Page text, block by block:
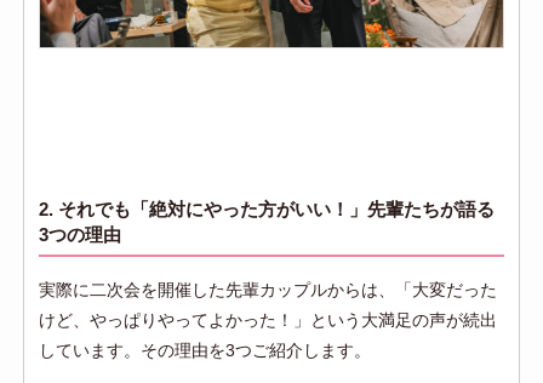
2. それでも「絶対にやった方がいい！」先輩たちが語る
3つの理由
実際に二次会を開催した先輩カップルからは、「大変だった
けど、やっぱりやってよかった！」という大満足の声が続出
しています。その理由を3つご紹介します。